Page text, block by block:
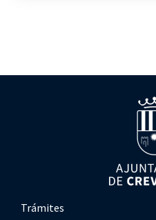
Trámites